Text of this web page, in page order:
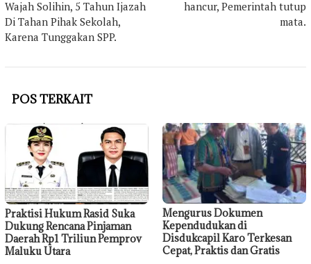
Wajah Solihin, 5 Tahun Ijazah
Di Tahan Pihak Sekolah,
Karena Tunggakan SPP.
hancur, Pemerintah tutup
mata.
POS TERKAIT
Praktisi Hukum Rasid Suka
Dukung Rencana Pinjaman
Daerah Rp1 Triliun Pemprov
Maluku Utara
Mengurus Dokumen
Kependudukan di
Disdukcapil Karo Terkesan
Cepat, Praktis dan Gratis